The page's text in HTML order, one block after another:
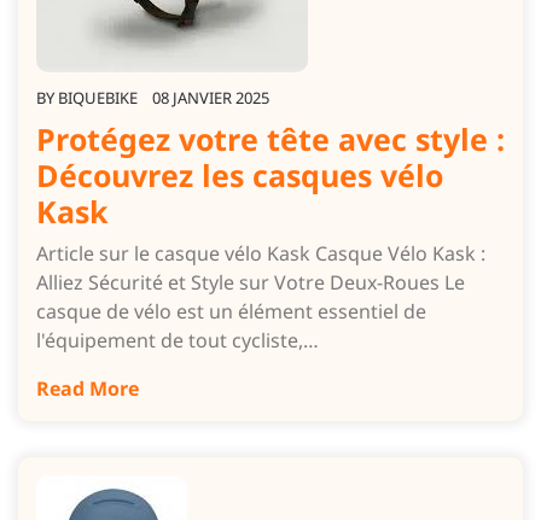
BY BIQUEBIKE 08 JANVIER 2025
Protégez votre tête avec style :
Découvrez les casques vélo
Kask
Article sur le casque vélo Kask Casque Vélo Kask :
Alliez Sécurité et Style sur Votre Deux-Roues Le
casque de vélo est un élément essentiel de
l'équipement de tout cycliste,…
Read More